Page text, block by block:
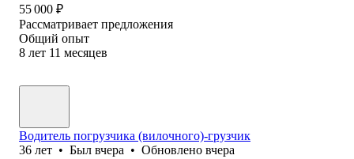
55 000 ₽
Рассматривает предложения
Общий опыт
8 лет 11 месяцев
Водитель погрузчика (вилочного)-грузчик
36 лет • Был вчера • Обновлено вчера